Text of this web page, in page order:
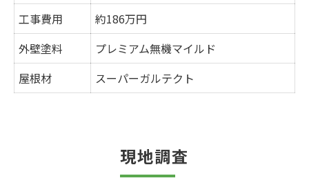
工事費用
約186万円
外壁塗料
プレミアム無機マイルド
屋根材
スーパーガルテクト
現地調査